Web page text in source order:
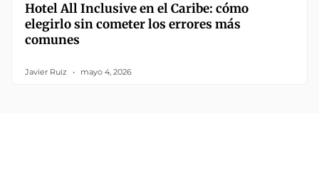
Hotel All Inclusive en el Caribe: cómo
elegirlo sin cometer los errores más
comunes
Javier Ruiz mayo 4, 2026